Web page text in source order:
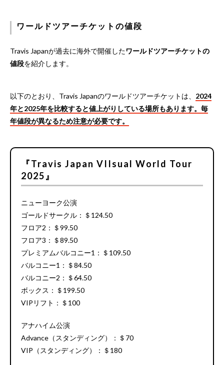
ワールドツアーチケットの値段
Travis Japanが過去に海外で開催したワールドツアーチケットの
値段を紹介します。
以下のとおり、Travis Japanのワールドツアーチケットは、 2024
年と2025年を比較すると値上がりしている場所もあります。毎
年値段が異なるため注意が必要です。
『Travis Japan VIIsual World Tour
2025』
ニューヨーク公演
ゴールドサークル：＄124.50
フロア2：＄99.50
フロア3：＄89.50
プレミアムバルコニー1：＄109.50
バルコニー1：＄84.50
バルコニー2：＄64.50
ボックス：＄199.50
VIPリフト：＄100
アナハイム公演
Advance（スタンディング）：＄70
VIP（スタンディング）：＄180